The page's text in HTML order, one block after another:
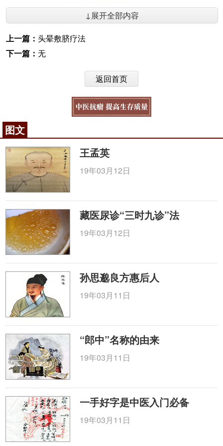
↓展开全部内容
上一篇： 头晕敷脐疗法
下一篇： 无
返回首页
图文
王孟英
19年03月12日
藏医尿诊“三时九诊”法
19年03月12日
孙思邈良方惠后人
19年03月11日
“郎中”名称的由来
19年03月11日
一手好字是中医入门必备
19年03月11日